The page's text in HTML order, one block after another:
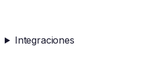
Integraciones